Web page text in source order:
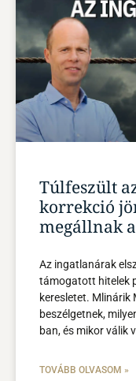
Túlfeszült
korrekció
megállnak
Az ingatlanárak
támogatott hitelek
keresletet. Mlinárik
beszélgetnek,
ban, és mikor válik
TOVÁBB OLVASOM »